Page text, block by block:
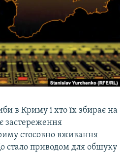
в Криму і хто їх збирає на
застереження
стосовно вживання
стало приводом для обшуку